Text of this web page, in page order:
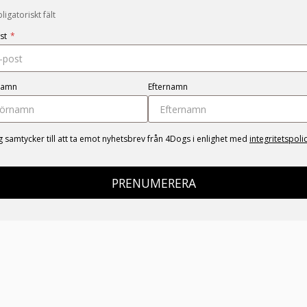
fält
*
Efternamn
samtycker till att ta emot nyhetsbrev från 4Dogs i enlighet med
PRENUMERERA